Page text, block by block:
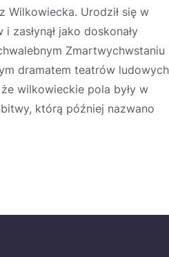
Wilkowiecka. Urodził się w
zasłynął jako doskonały
Zmartwychwstaniu
dramatem teatrów ludowych
wilkowieckie pola były w
którą później nazwano